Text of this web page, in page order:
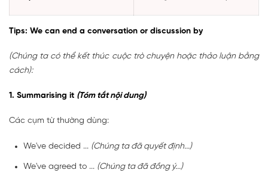
Tips: We can end a conversation or discussion by
(Chúng ta có thể kết thúc cuộc trò chuyện hoặc thảo luận bằng
cách):
1. Summarising it (Tóm tắt nội dung)
Các cụm từ thường dùng:
We've decided ... (Chúng ta đã quyết định...)
We've agreed to ... (Chúng ta đã đồng ý...)